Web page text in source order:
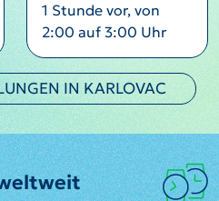
1 Stunde vor, von
2:00 auf 3:00 Uhr
IN KARLOVAC